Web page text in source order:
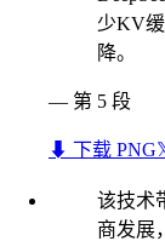
少KV
降。
— 第 5 段
⬇︎ 下载 PNG
该技术
商发展